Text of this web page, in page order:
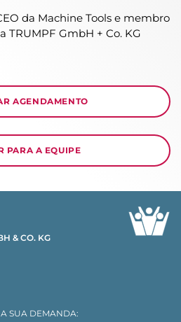
da Machine Tools e membro
TRUMPF GmbH + Co. KG
AGENDAMENTO
PARA A EQUIPE
& CO. KG
SUA DEMANDA: